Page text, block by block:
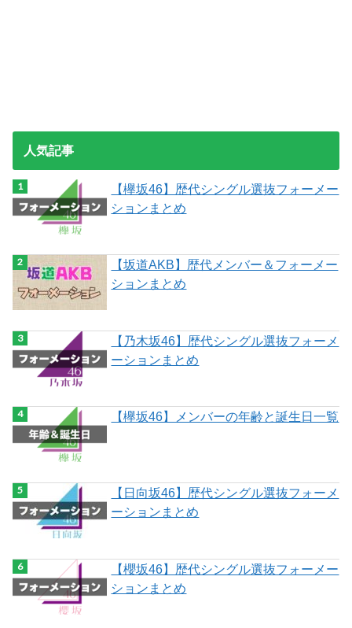
人気記事
【欅坂46】歴代シングル選抜フォーメー
ションまとめ
【坂道AKB】歴代メンバー＆フォーメー
ションまとめ
【乃木坂46】歴代シングル選抜フォーメ
ーションまとめ
【欅坂46】メンバーの年齢と誕生日一覧
【日向坂46】歴代シングル選抜フォーメ
ーションまとめ
【櫻坂46】歴代シングル選抜フォーメー
ションまとめ